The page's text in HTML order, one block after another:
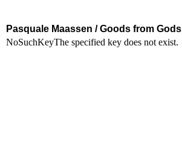
Pasquale Maassen / Goods from Gods